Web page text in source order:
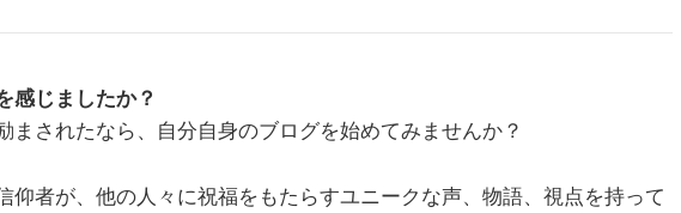
感じましたか？
まされたなら、自分自身のブログを始めてみませんか？
仰者が、他の人々に祝福をもたらすユニークな声、物語、視点を持って